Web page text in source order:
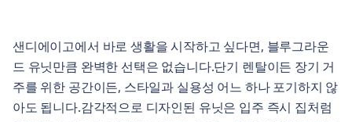
샌디에이고에서 바로 생활을 시작하고 싶다면, 블루그라운
드 유닛만큼 완벽한 선택은 없습니다.단기 렌탈이든 장기 거
주를 위한 공간이든, 스타일과 실용성 어느 하나 포기하지 않
아도 됩니다.감각적으로 디자인된 유닛은 입주 즉시 집처럼